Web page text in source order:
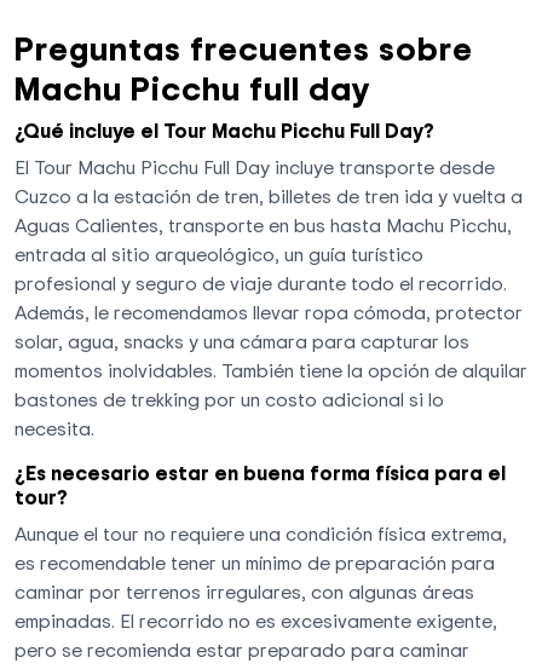
Preguntas frecuentes sobre
Machu Picchu full day
¿Qué incluye el Tour Machu Picchu Full Day?
El Tour Machu Picchu Full Day incluye transporte desde
Cuzco a la estación de tren, billetes de tren ida y vuelta a
Aguas Calientes, transporte en bus hasta Machu Picchu,
entrada al sitio arqueológico, un guía turístico
profesional y seguro de viaje durante todo el recorrido.
Además, le recomendamos llevar ropa cómoda, protector
solar, agua, snacks y una cámara para capturar los
momentos inolvidables. También tiene la opción de alquilar
bastones de trekking por un costo adicional si lo
necesita.
¿Es necesario estar en buena forma física para el
tour?
Aunque el tour no requiere una condición física extrema,
es recomendable tener un mínimo de preparación para
caminar por terrenos irregulares, con algunas áreas
empinadas. El recorrido no es excesivamente exigente,
pero se recomienda estar preparado para caminar